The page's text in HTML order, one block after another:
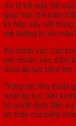
Xử lý bề mặt: Bề
giúp hạn chế bám
kỳ hấp sấy tiệt trùng
mà không bị xỉn màu
Độ chính xác: Các
ren chuẩn xác, đảm
dưới áp lực tiêm lớn.
Trong các thủ thuật
soát áp lực, liều
tố quyết định đến sự
an toàn của bệnh